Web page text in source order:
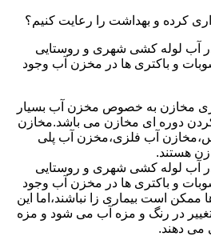
کرده و بهداشت را رعایت کنیم؟
در آب لوله کشی شهری و روستایی
و باکتری ها در مخزن آب وجود
مخازن به خصوص مخزن آب بسیار
دوره ای مخازن می باشد.مخازن
آب فلزی،مخزن آب پلی
هستند.
در آب لوله کشی شهری و روستایی
و باکتری ها در مخزن آب وجود
ممکن است بیماری زا نباشند،اما این
در رنگ و مزه آب می شود و مزه
می دهند.